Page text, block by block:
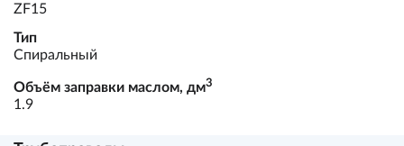
ZF15
Тип
Спиральный
Объём заправки маслом, дм3
1.9